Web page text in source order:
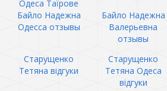
Одеса Таїрове
Байло Надежна
Одесса отзывы
Байло Надежна
Валерьевна
отзывы
Старущенко
Тетяна відгуки
Старущенко
Тетяна Одеса
відгуки